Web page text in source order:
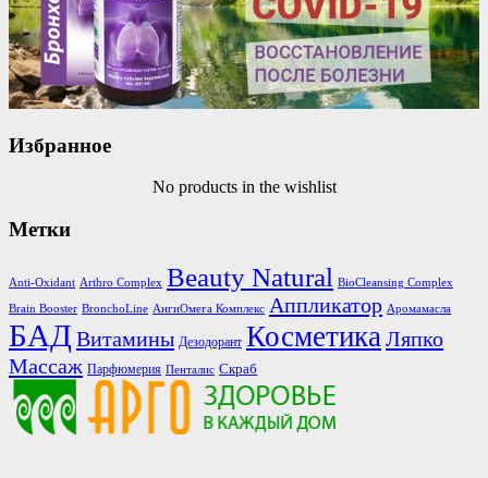
Избранное
No products in the wishlist
Метки
Anti-Oxidant Arthro Complex Beauty Natural BioCleansing Complex
Brain Booster BronchoLine АнгиОмега Комплекс Аппликатор Аромамасла
БАД Витамины Дезодорант Косметика Ляпко
Массаж Парфюмерия Пенталис Скраб